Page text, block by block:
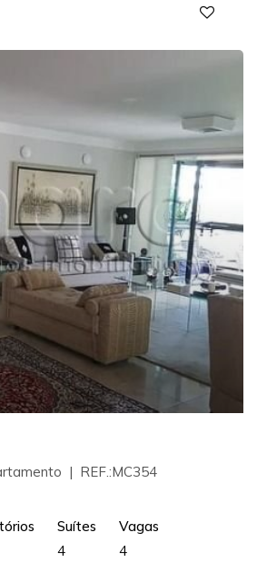
| REF.:MC354
Suítes
4
Vagas
4